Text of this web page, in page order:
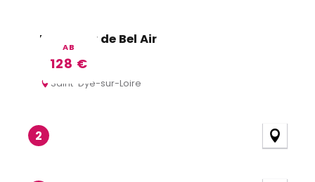
AB
128 €
Le Manoir de Bel Air
Saint-Dyé-sur-Loire
2